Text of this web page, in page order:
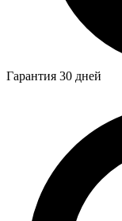
Гарантия 30 дней